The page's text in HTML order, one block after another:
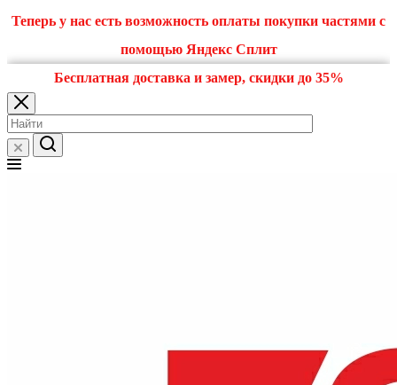
Теперь у нас есть возможность оплаты покупки частями с
помощью Яндекс Сплит
Бесплатная доставка и замер, скидки до 35%